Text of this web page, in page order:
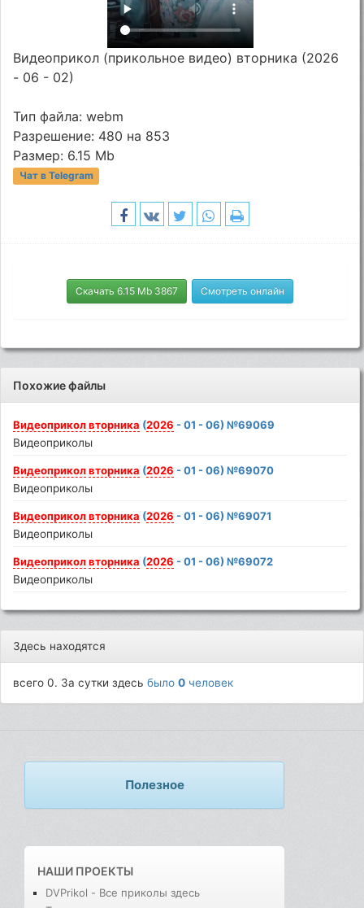
Видеоприкол (прикольное видео) вторника (2026
- 06 - 02)
Тип файла: webm
Разрешение: 480 на 853
Размер: 6.15 Mb
Чат в Telegram
Скачать 6.15 Mb 3867 Смотреть онлайн
Похожие файлы
Видеоприкол вторника (2026 - 01 - 06) №69069
Видеоприколы
Видеоприкол вторника (2026 - 01 - 06) №69070
Видеоприколы
Видеоприкол вторника (2026 - 01 - 06) №69071
Видеоприколы
Видеоприкол вторника (2026 - 01 - 06) №69072
Видеоприколы
Здесь находятся
всего 0. За сутки здесьбыло0 человек
Полезное
НАШИ ПРОЕКТЫ
DVPrikol - Все приколы здесь